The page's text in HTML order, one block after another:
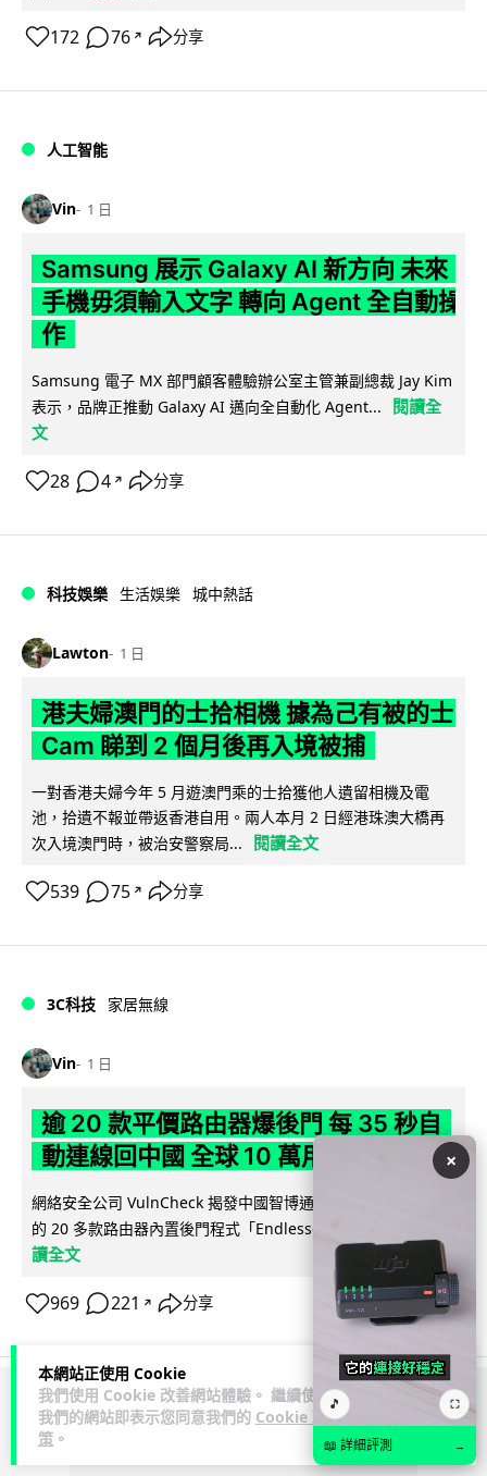
本網站正使用 Cookie
我們使用 Cookie 改善網站體驗。 繼續使用
我們的網站即表示您同意我們的 Cookie 政
策 。
172 76 ↗ 分享
人工智能
Vin 1 日
Samsung 展示 Galaxy AI 新方向 未來
手機毋須輸入文字 轉向 Agent 全自動操
作
Samsung 電子 MX 部門顧客體驗辦公室主管兼副總裁 Jay Kim
表示，品牌正推動 Galaxy AI 邁向全自動化 Agent...
閱讀全
文
28 4 ↗ 分享
科技娛樂 生活娛樂 城中熱話
Lawton 1 日
港夫婦澳門的士拾相機 據為己有被的士
Cam 睇到 2 個月後再入境被捕
一對香港夫婦今年 5 月遊澳門乘的士拾獲他人遺留相機及電
池，拾遺不報並帶返香港自用。兩人本月 2 日經港珠澳大橋再
次入境澳門時，被治安警察局...
閱讀全文
539 75 ↗ 分享
3C科技 家居無線
Vin 1 日
逾 20 款平價路由器爆後門 每 35 秒自
動連線回中國 全球 10 萬用家私隱堪憂
網絡安全公司 VulnCheck 揭發中國智博通電子（Zbtlink）生產
的 20 多款路由器內置後門程式「Endlessdoors」（無盡...
讀全文
969 221 ↗ 分享
ADVERTISEMENT
×
🎵 ⛶
📖 詳細評測 →